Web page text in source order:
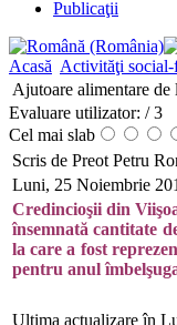
Publicaţii
Acasă Activităţi
Ajutoare alimentare
Evaluare utilizator: / 3
Cel mai slab
Scris de Preot Petru
Luni, 25 Noiembrie
Credincioşii din
însemnată cantitate
la care a fost
pentru anul
Ultima actualizare în